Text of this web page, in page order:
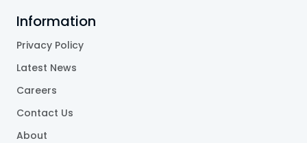
Information
Privacy Policy
Latest News
Careers
Contact Us
About